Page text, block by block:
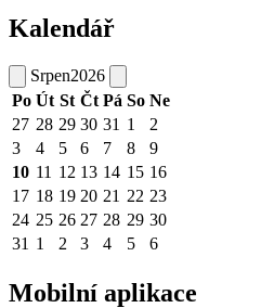
Kalendář
Srpen2026
Po Út St Čt Pá So Ne
27 28 29 30 31 1
2
3
4 5 6 7 8
9
10 11 12 13 14 15 16
17 18 19 20 21 22 23
24 25 26 27 28 29 30
31 1 2 3 4 5 6
Mobilní aplikace